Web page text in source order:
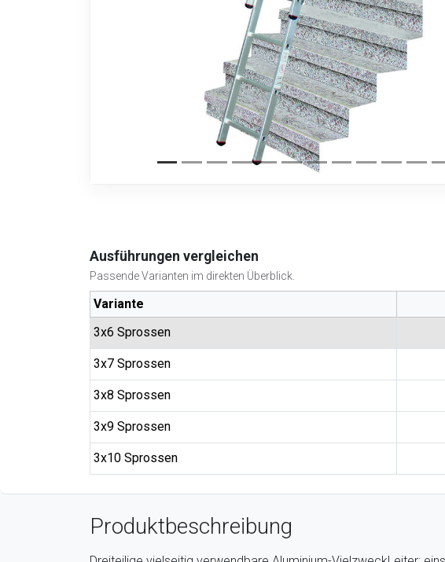
Ausführungen vergleichen
Passende Varianten im direkten Überblick.
Variante
3x6 Sprossen
3x7 Sprossen
3x8 Sprossen
3x9 Sprossen
3x10 Sprossen
Produktbeschreibung